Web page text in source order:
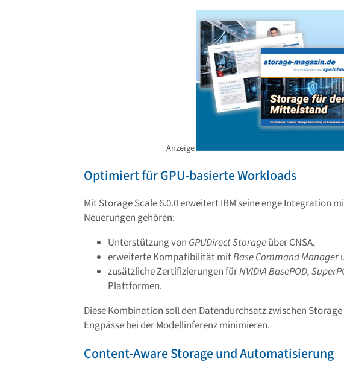
Anzeige
Optimiert für GPU-basierte Workloads
Mit Storage Scale 6.0.0 erweitert IBM seine enge Integration
Neuerungen gehören:
Unterstützung von GPUDirect Storageüber CNSA,
erweiterte Kompatibilität mitBase Command Manager
zusätzliche Zertifizierungen fürNVIDIA BasePOD,
Plattformen.
Diese Kombination soll den Datendurchsatz zwischen
Engpässe bei der Modellinferenz minimieren.
Content-Aware Storage und Automatisierung